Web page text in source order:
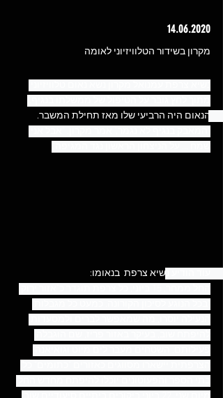
14.06.2020
מקרון בשידור הטלוויזיוני לאומה
הנאום היה הרביעי שלו מאז תחילת המשבר.
נשיא צרפת  ​בנאומו: